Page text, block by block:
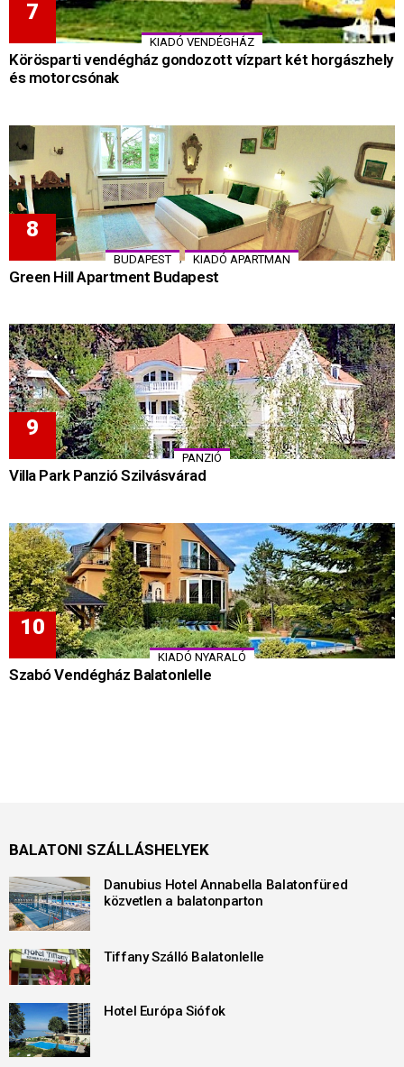
KIADÓ VENDÉGHÁZ
Körösparti vendégház gondozott vízpart két horgászhely
és motorcsónak
BUDAPEST , KIADÓ APARTMAN
Green Hill Apartment Budapest
PANZIÓ
Villa Park Panzió Szilvásvárad
KIADÓ NYARALÓ
Szabó Vendégház Balatonlelle
BALATONI SZÁLLÁSHELYEK
Danubius Hotel Annabella Balatonfüred
közvetlen a balatonparton
Tiffany Szálló Balatonlelle
Hotel Európa Siófok